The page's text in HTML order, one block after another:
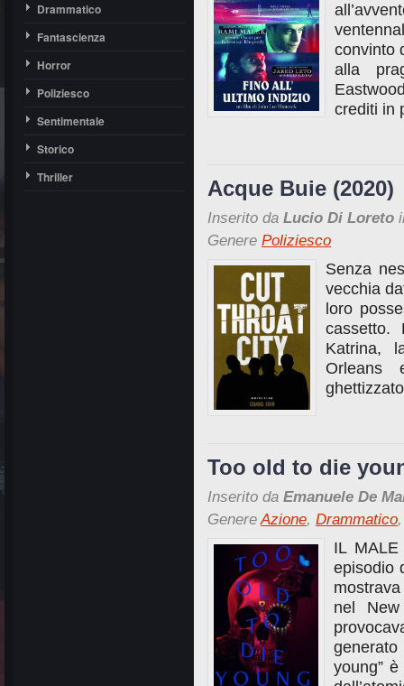
Drammatico
Fantascienza
Horror
Poliziesco
Sentimentale
Storico
Thriller
convinto
alla
crediti in
Acque Buie (2020)
Inserito da Lucio Di Loreto
Genere Poliziesco
Senza
vecchia
loro
cassetto.
Katrina,
Orleans
Too old to die
Inserito da Emanuele De
GenereAzione, Drammatico
IL MALE
episodio
nel
young”